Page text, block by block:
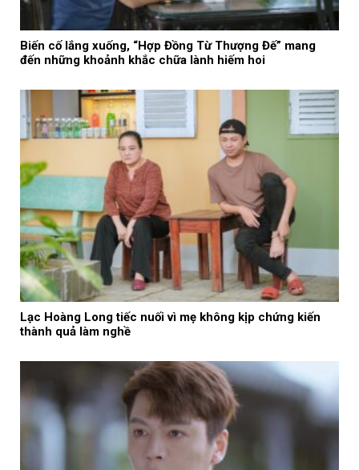
Biến cố lắng xuống, “Hợp Đồng Từ Thượng Đế” mang
đến những khoảnh khắc chữa lành hiếm hoi
Lạc Hoàng Long tiếc nuối vì mẹ không kịp chứng kiến
thành quả làm nghề